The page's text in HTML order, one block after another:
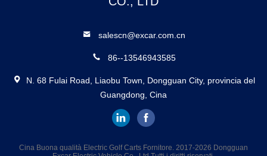
salescn@excar.com.cn
86--13546943585
N. 68 Fulai Road, Liaobu Town, Dongguan City, provincia del
Guangdong, Cina
Cina Buona qualità Electric Golf Carts Fornitore. 2017-2026 Dongguan